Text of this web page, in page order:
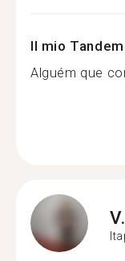
Il mio
Alguém que
V.